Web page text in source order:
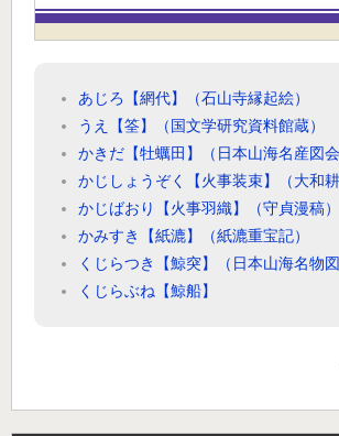
あじろ【網代】（石山寺縁起絵）
うえ【筌】（国文学研究資料館蔵）
かきだ【牡蠣田】（日本山海名産図会
かじしょうぞく【火事装束】（大和耕
かじばおり【火事羽織】（守貞漫稿）
かみすき【紙漉】（紙漉重宝記）
くじらつき【鯨突】（日本山海名物図
くじらぶね【鯨船】